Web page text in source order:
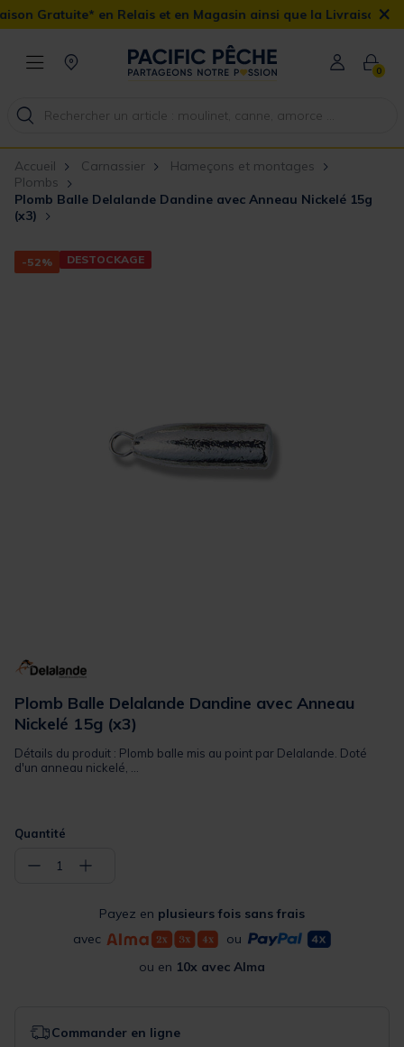
Gratuite* en Relais et en Magasin ainsi que la Livraison ×
0
Accueil Carnassier
Hameçons et montages
Plombs
Plomb Balle Delalande Dandine avec Anneau Nickelé 15g
(x3)
-52% DESTOCKAGE
Plomb Balle Delalande Dandine avec Anneau
Nickelé 15g (x3)
Détails du produit : Plomb balle mis au point par Delalande. Doté
d'un anneau nickelé, ...
Quantité
− 1 +
Payez en plusieurs fois sans frais
avec
ou
ou en 10x avec Alma
Commander en ligne